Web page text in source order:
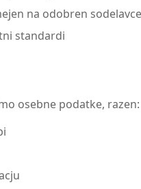
na odobren sodelavce
standardi
osebne podatke, razen: